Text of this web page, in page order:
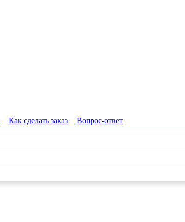
Как сделать заказ Вопрос-ответ